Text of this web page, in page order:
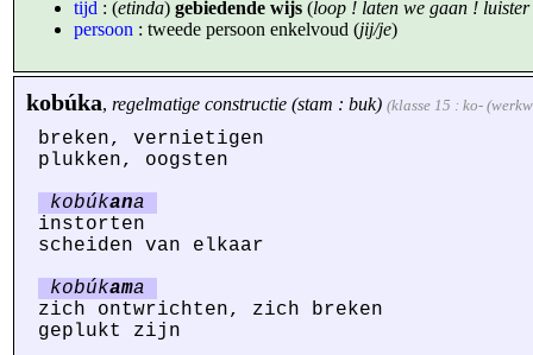
tijd : (etinda) gebiedende wijs (loop ! laten we gaan ! luister
persoon : tweede persoon enkelvoud (jij/je)
kobúka, regelmatige constructie (stam : buk) (klasse 15 : ko-
breken, vernietigen
plukken, oogsten
kobúkana
instorten
scheiden van elkaar
kobúkama
zich ontwrichten, zich breken
geplukt zijn